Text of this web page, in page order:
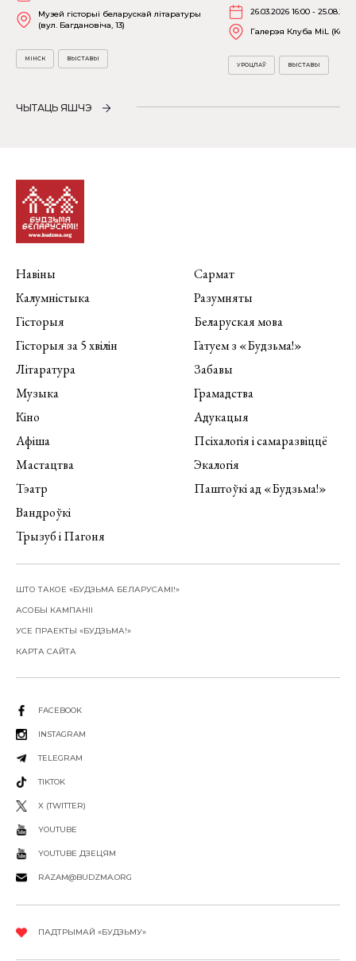
Музей гісторыі беларускай літаратуры
(вул. Багдановіча, 13)
МІНСК ВЫСТАВЫ
26.03.2026 16:00 -
Галерэя Клуба MiL
УРОЦЛАЎ ВЫСТАВЫ
ЧЫТАЦЬ ЯШЧЭ
Навіны
Калумністыка
Гісторыя
Гісторыя за 5 хвілін
Літаратура
Музыка
Кіно
Афіша
Мастацтва
Тэатр
Вандроўкі
Трызуб і Пагоня
Сармат
Разумняты
Беларуская мова
Гатуем з «Будзьма!»
Забавы
Грамадства
Адукацыя
Псіхалогія і самаразвіццё
Экалогія
Паштоўкі ад «Будзьма!»
ШТО ТАКОЕ «БУДЗЬМА БЕЛАРУСАМІ!»
АСОБЫ КАМПАНІІ
УСЕ ПРАЕКТЫ «БУДЗЬМА!»
КАРТА САЙТА
FACEBOOK
INSTAGRAM
TELEGRAM
TIKTOK
X (TWITTER)
YOUTUBE
YOUTUBE ДЗЕЦЯМ
RAZAM@BUDZMA.ORG
ПАДТРЫМАЙ «БУДЗЬМУ»